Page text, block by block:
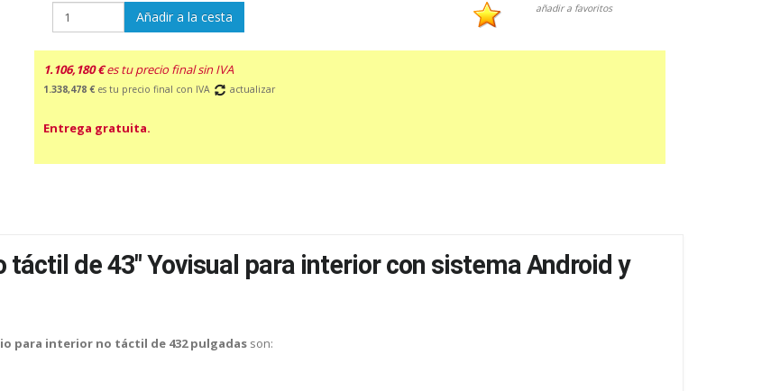
Añadir a la cesta añadir a favoritos
1.106,180 € es tu precio final sin IVA
1.338,478 € es tu precio final con IVA actualizar
Entrega gratuita.
de 43" Yovisual para interior con sistema Android y
para interior no táctil de 432 pulgadas son: